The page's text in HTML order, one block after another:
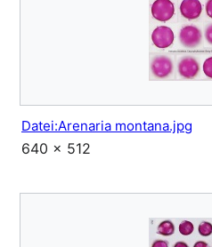
Datei:Arenaria montana.jpg
640 × 512